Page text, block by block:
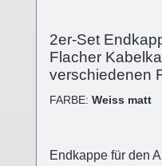
2er-Set
Flacher
verschiedenen
FARBE: Weiss matt
Endkappe für den